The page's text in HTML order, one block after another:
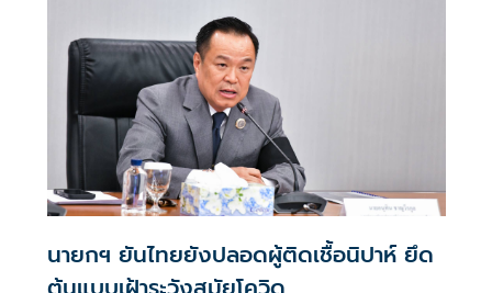
นายกฯ ยันไทยยังปลอดผู้ติดเชื้อนิปาห์ ยึด